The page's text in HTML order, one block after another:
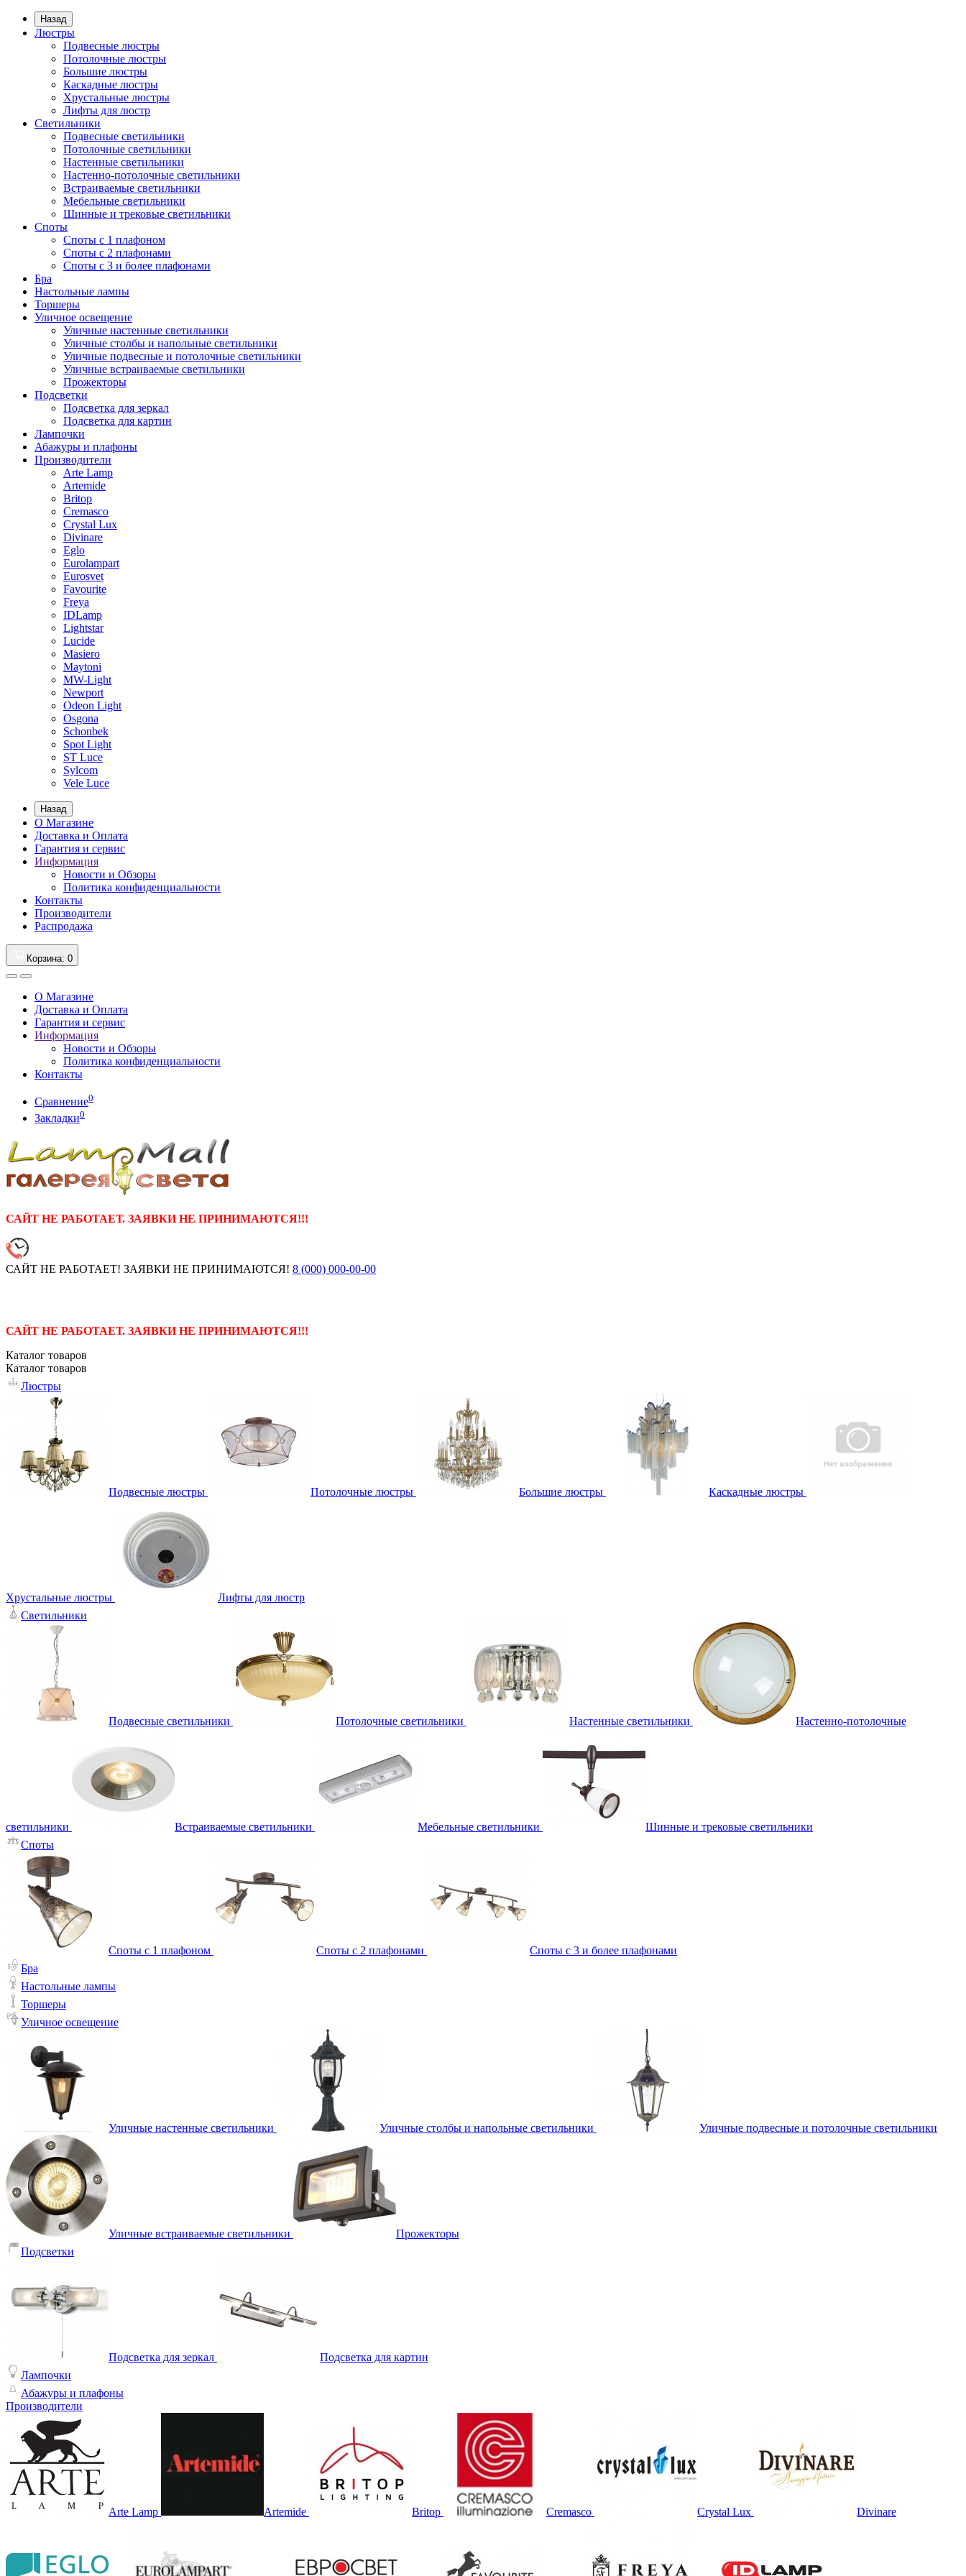
Назад
Люстры
Подвесные люстры
Потолочные люстры
Большие люстры
Каскадные люстры
Хрустальные люстры
Лифты для люстр
Светильники
Подвесные светильники
Потолочные светильники
Настенные светильники
Настенно-потолочные светильники
Встраиваемые светильники
Мебельные светильники
Шинные и трековые светильники
Споты
Споты с 1 плафоном
Споты с 2 плафонами
Споты с 3 и более плафонами
Бра
Настольные лампы
Торшеры
Уличное освещение
Уличные настенные светильники
Уличные столбы и напольные светильники
Уличные подвесные и потолочные светильники
Уличные встраиваемые светильники
Прожекторы
Подсветки
Подсветка для зеркал
Подсветка для картин
Лампочки
Абажуры и плафоны
Производители
Arte Lamp
Artemide
Britop
Cremasco
Crystal Lux
Divinare
Eglo
Eurolampart
Eurosvet
Favourite
Freya
IDLamp
Lightstar
Lucide
Masiero
Maytoni
MW-Light
Newport
Odeon Light
Osgona
Schonbek
Spot Light
ST Luce
Sylcom
Vele Luce
Назад
О Магазине
Доставка и Оплата
Гарантия и сервис
Информация
Новости и Обзоры
Политика конфиденциальности
Контакты
Производители
Распродажа
Корзина: 0
О Магазине
Доставка и Оплата
Гарантия и сервис
Информация
Новости и Обзоры
Политика конфиденциальности
Контакты
Сравнение0
Закладки0
САЙТ НЕ РАБОТАЕТ. ЗАЯВКИ НЕ ПРИНИМАЮТСЯ!!!
САЙТ НЕ РАБОТАЕТ! ЗАЯВКИ НЕ ПРИНИМАЮТСЯ! 8 (000) 000-00-00
САЙТ НЕ РАБОТАЕТ. ЗАЯВКИ НЕ ПРИНИМАЮТСЯ!!!
Каталог товаров
Каталог товаров
Люстры
Подвесные люстры Потолочные люстры Большие люстры Каскадные люстры
Хрустальные люстры
Лифты для люстр
Светильники
Подвесные светильники Потолочные светильники Настенные светильники Настенно-потолочные
светильники Встраиваемые светильники Мебельные светильники
Шинные и трековые светильники
Споты
Споты с 1 плафоном Споты с 2 плафонами
Споты с 3 и более плафонами
Бра
Настольные лампы
Торшеры
Уличное освещение
Уличные настенные светильники Уличные столбы и напольные светильники Уличные подвесные и потолочные светильники
Уличные встраиваемые светильники
Прожекторы
Подсветки
Подсветка для зеркал
Подсветка для картин
Лампочки
Абажуры и плафоны
Производители
Arte Lamp Artemide Britop Cremasco Crystal Lux Divinare